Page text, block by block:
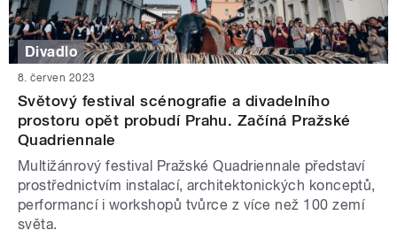
Divadlo
8. červen 2023
Světový festival scénografie a divadelního
prostoru opět probudí Prahu. Začíná Pražské
Quadriennale
Multižánrový festival Pražské Quadriennale představí
prostřednictvím instalací, architektonických konceptů,
performancí i workshopů tvůrce z více než 100 zemí
světa.